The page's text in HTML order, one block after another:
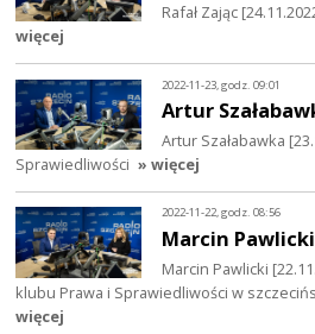
Rafał Zając
więcej
2022-11-23, godz. 09:01
Artur
Artur Szałabawka
Sprawiedliwości » więcej
2022-11-22, godz. 08:56
Marcin Pawlicki
Marcin Pawlicki
klubu Prawa i Sprawiedliwości w
więcej